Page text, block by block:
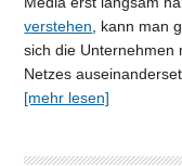
verstehen, kann man
sich die Unternehmen
Netzes
[mehr lesen]